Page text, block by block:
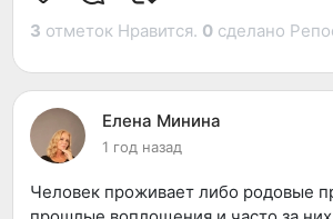
3 отметок Нравится. 0 сделано
Елена Минина
1 год назад
Человек проживает либо родовые